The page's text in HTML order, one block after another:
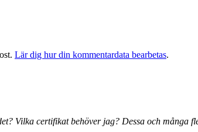
Lär dig hur din kommentardata bearbetas.
Vilka certifikat behöver jag? Dessa och många